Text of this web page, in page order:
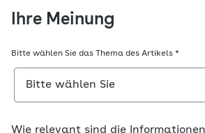
Ihre Meinung
Bitte wählen Sie das Thema des Artikels *
Wie relevant sind die